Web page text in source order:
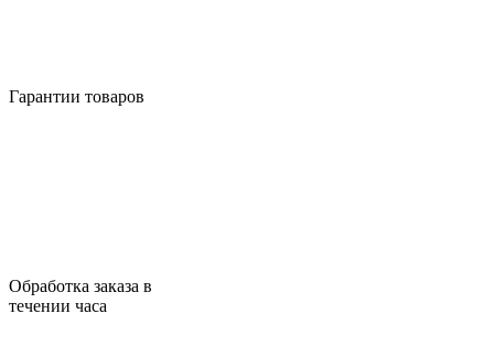
Гарантии товаров
Обработка заказа в
течении часа